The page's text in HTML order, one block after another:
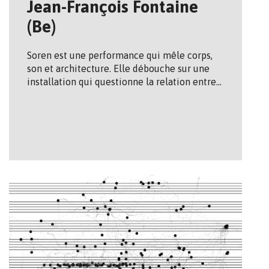
Jean-François Fontaine
(Be)
Soren est une performance qui mêle corps,
son et architecture. Elle débouche sur une
installation qui questionne la relation entre…